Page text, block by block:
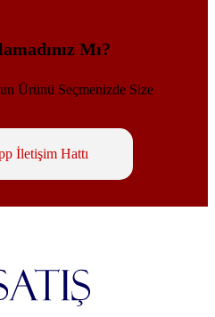
Mı?
Ürünü Seçmenizde Size
İletişim Hattı